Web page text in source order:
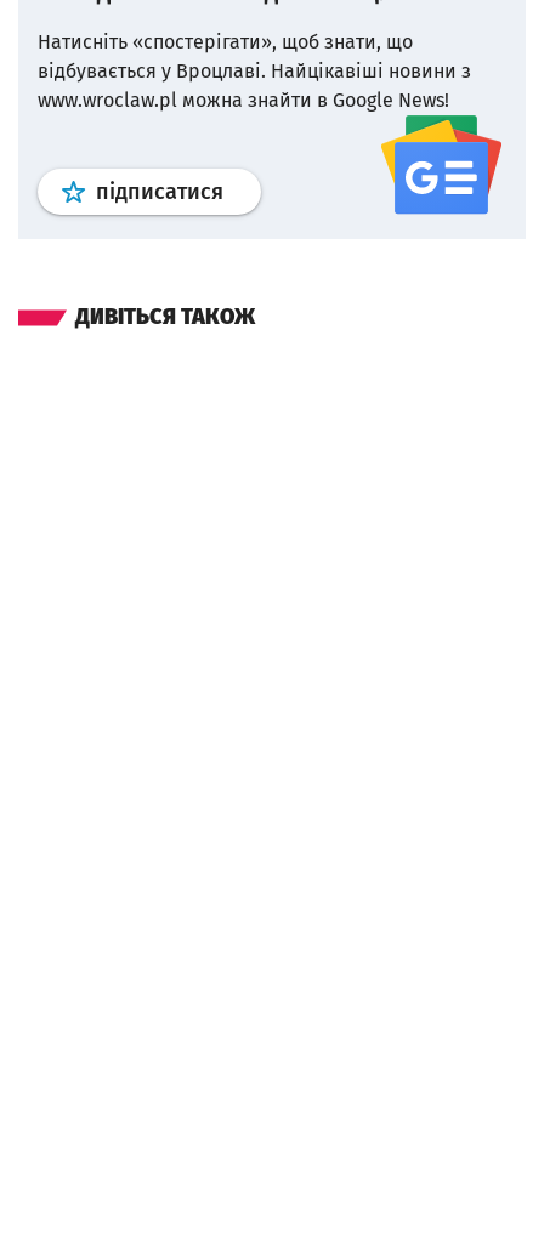
Натисніть «спостерігати», щоб знати, що
відбувається у Вроцлаві. Найцікавіші новини з
www.wroclaw.pl можна знайти в Google News!
підписатися Профіль google news
ДИВІТЬСЯ ТАКОЖ